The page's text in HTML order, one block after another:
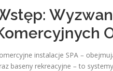
instalacje SPA –
baseny rekreacyjne – to